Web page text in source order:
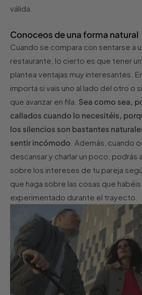
válida.
Conoceos de una forma natural
Cuando se compara con sentarse a
restaurante, lo cierto es que tener
plantea ventajas muy interesantes.
importa si vais uno al lado del otro o
que avanzar en fila. Sea como sea,
callados cuando lo necesitéis,
los silencios son bastantes
sentir incómodo . Además, cuando
descansar y charlar un poco, podrás
sobre los intereses de tu pareja
que haga sobre las cosas que
experimentado durante el trayecto.